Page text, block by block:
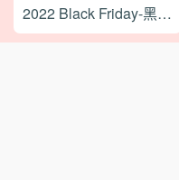
2022 Black Friday-黑色星期五是哪一天？黑五海淘攻略教程